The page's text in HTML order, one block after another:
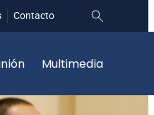
Contacto
Multimedia